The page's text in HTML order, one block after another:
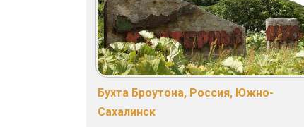
Бухта Броутона, Россия, Южно-
Сахалинск